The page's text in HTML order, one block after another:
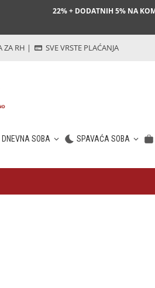
22% + DODATNIH 5% NA
ZA RH | SVE VRSTE PLAĆANJA
DNEVNA SOBA SPAVAĆA SOBA